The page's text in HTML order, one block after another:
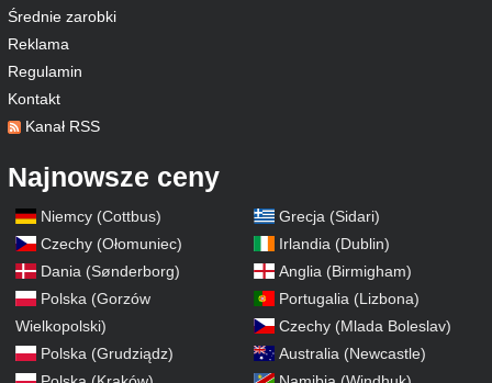
Średnie zarobki
Reklama
Regulamin
Kontakt
Kanał RSS
Najnowsze ceny
Niemcy (Cottbus)
Czechy (Ołomuniec)
Dania (Sønderborg)
Polska (Gorzów
Wielkopolski)
Polska (Grudziądz)
Grecja (Sidari)
Irlandia (Dublin)
Anglia (Birmigham)
Portugalia (Lizbona)
Czechy (Mlada Boleslav)
Australia (Newcastle)